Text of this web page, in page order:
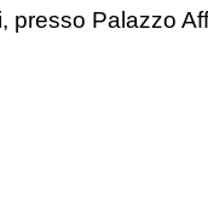
presso Palazzo